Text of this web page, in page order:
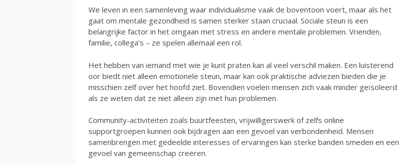
We leven in een samenleving waar individualisme vaak de boventoon voert, maar als het
gaat om mentale gezondheid is samen sterker staan cruciaal. Sociale steun is een
belangrijke factor in het omgaan met stress en andere mentale problemen. Vrienden,
familie, collega’s – ze spelen allemaal een rol.
Het hebben van iemand met wie je kunt praten kan al veel verschil maken. Een luisterend
oor biedt niet alleen emotionele steun, maar kan ook praktische adviezen bieden die je
misschien zelf over het hoofd ziet. Bovendien voelen mensen zich vaak minder geïsoleerd
als ze weten dat ze niet alleen zijn met hun problemen.
Community-activiteiten zoals buurtfeesten, vrijwilligerswerk of zelfs online
supportgroepen kunnen ook bijdragen aan een gevoel van verbondenheid. Mensen
samenbrengen met gedeelde interesses of ervaringen kan sterke banden smeden en een
gevoel van gemeenschap creëren.